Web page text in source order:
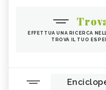
EFFETTUA UNA RICERCA
TROVA IL TUO